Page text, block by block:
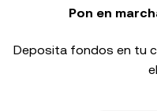
Pon en
Deposita fondos en tu